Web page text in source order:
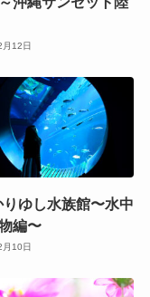
12日
りゆし水族館〜水中
編〜
10日